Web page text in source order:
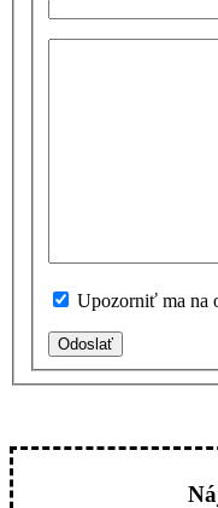
Upozorniť ma na
Odoslať